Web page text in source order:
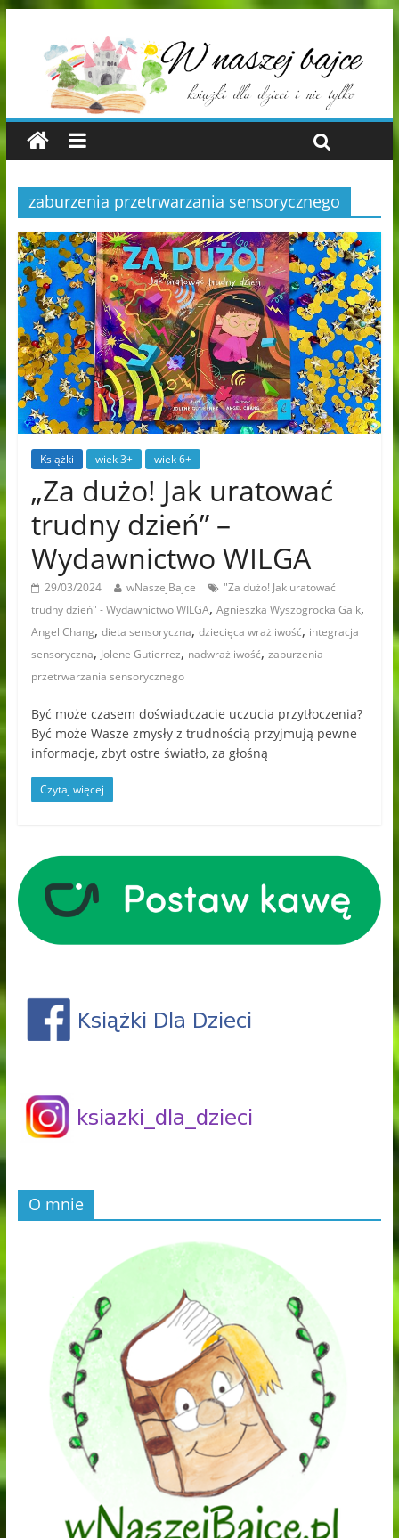
zaburzenia przetrwarzania sensorycznego
Książki wiek 3+ wiek 6+
„Za dużo! Jak uratować
trudny dzień” –
Wydawnictwo WILGA
29/03/2024 wNaszejBajce
"Za dużo! Jak uratować
trudny dzień" - Wydawnictwo WILGA, Agnieszka Wyszogrocka Gaik,
Angel Chang, dieta sensoryczna, dziecięca wrażliwość, integracja
sensoryczna, Jolene Gutierrez, nadwrażliwość, zaburzenia
przetrwarzania sensorycznego
Być może czasem doświadczacie uczucia przytłoczenia?
Być może Wasze zmysły z trudnością przyjmują pewne
informacje, zbyt ostre światło, za głośną
Czytaj więcej
O mnie